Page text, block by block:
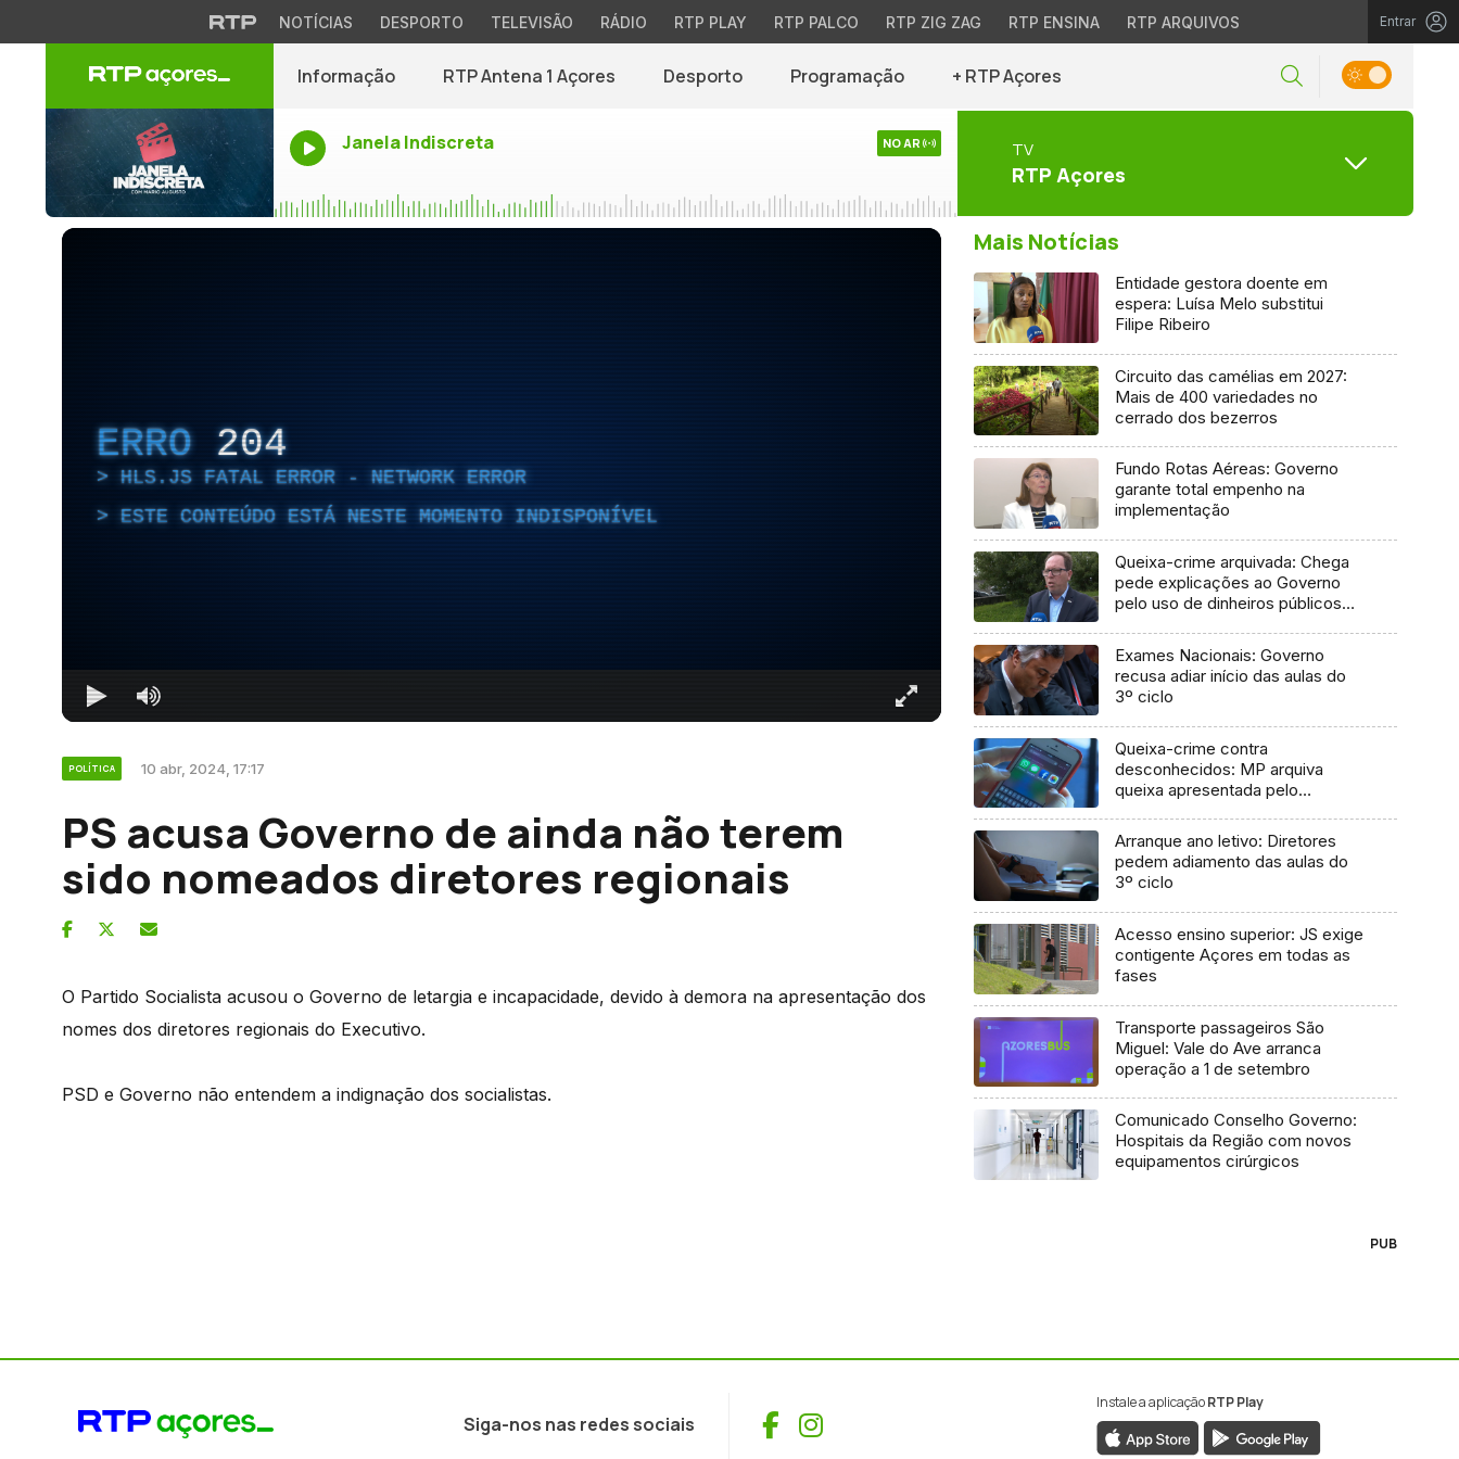
NOTÍCIAS DESPORTO TELEVISÃO RÁDIO RTP PLAY RTP PALCO RTP ZIG ZAG RTP ENSINA RTP ARQUIVOS Entrar
Informação RTP Antena 1 Açores Desporto Programação + RTP Açores
Janela Indiscreta NO AR TV
RTP Açores
ERRO 204
HLS.JS FATAL ERROR - NETWORK ERROR
ESTE CONTEÚDO ESTÁ NESTE MOMENTO INDISPONÍVEL
POLÍTICA 10 abr, 2024, 17:17
PS acusa Governo de ainda não terem
sido nomeados diretores regionais
O Partido Socialista acusou o Governo de letargia e incapacidade, devido à demora na apresentação dos
nomes dos diretores regionais do Executivo.
PSD e Governo não entendem a indignação dos socialistas.
Mais Notícias
Entidade gestora doente em
espera: Luísa Melo substitui
Filipe Ribeiro
Circuito das camélias em 2027:
Mais de 400 variedades no
cerrado dos bezerros
Fundo Rotas Aéreas: Governo
garante total empenho na
implementação
Queixa-crime arquivada: Chega
pede explicações ao Governo
pelo uso de dinheiros públicos
Exames Nacionais: Governo
recusa adiar início das aulas do
3º ciclo
Queixa-crime contra
desconhecidos: MP arquiva
queixa apresentada pelo
Arranque ano letivo: Diretores
pedem adiamento das aulas do
3º ciclo
Acesso ensino superior: JS exige
contigente Açores em todas as
fases
Transporte passageiros São
Miguel: Vale do Ave arranca
operação a 1 de setembro
Comunicado Conselho Governo:
Hospitais da Região com novos
equipamentos cirúrgicos
PUB
Siga-nos nas redes sociais Facebook
Instagram
Instale a aplicaçãoRTP Play